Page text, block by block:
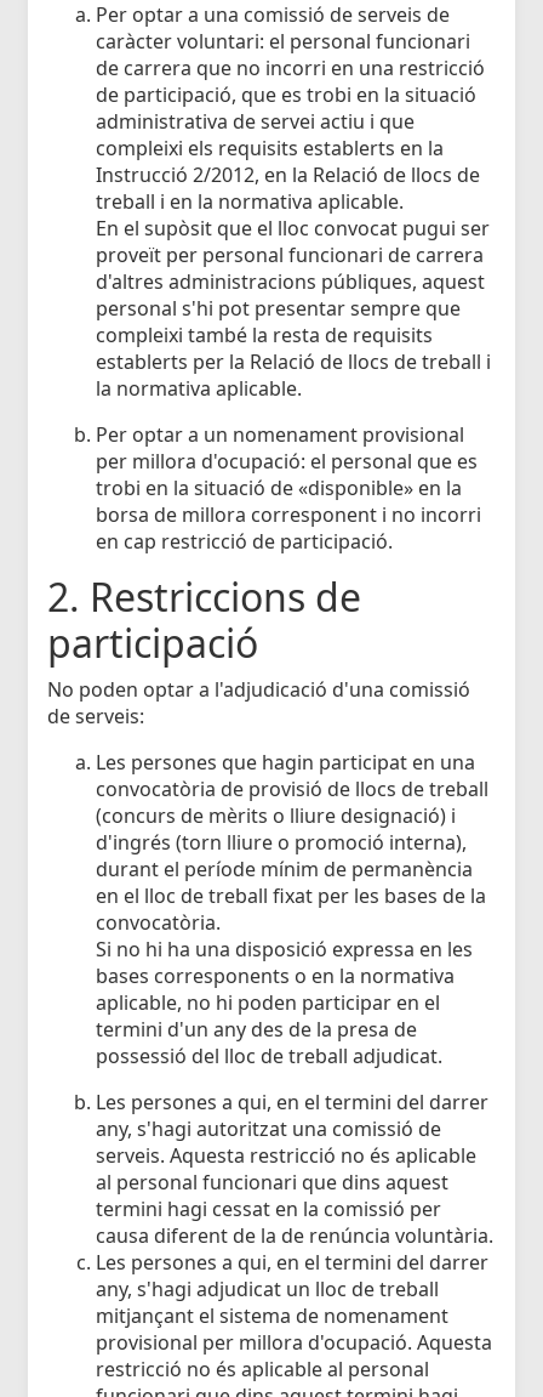
Per optar a una comissió de serveis de
caràcter voluntari: el personal funcionari
de carrera que no incorri en una restricció
de participació, que es trobi en la situació
administrativa de servei actiu i que
compleixi els requisits establerts en la
Instrucció 2/2012, en la Relació de llocs de
treball i en la normativa aplicable.
En el supòsit que el lloc convocat pugui ser
proveït per personal funcionari de carrera
d'altres administracions públiques, aquest
personal s'hi pot presentar sempre que
compleixi també la resta de requisits
establerts per la Relació de llocs de treball i
la normativa aplicable.
Per optar a un nomenament provisional
per millora d'ocupació: el personal que es
trobi en la situació de «disponible» en la
borsa de millora corresponent i no incorri
en cap restricció de participació.
2. Restriccions de
participació
No poden optar a l'adjudicació d'una comissió
de serveis:
Les persones que hagin participat en una
convocatòria de provisió de llocs de treball
(concurs de mèrits o lliure designació) i
d'ingrés (torn lliure o promoció interna),
durant el període mínim de permanència
en el lloc de treball fixat per les bases de la
convocatòria.
Si no hi ha una disposició expressa en les
bases corresponents o en la normativa
aplicable, no hi poden participar en el
termini d'un any des de la presa de
possessió del lloc de treball adjudicat.
Les persones a qui, en el termini del darrer
any, s'hagi autoritzat una comissió de
serveis. Aquesta restricció no és aplicable
al personal funcionari que dins aquest
termini hagi cessat en la comissió per
causa diferent de la de renúncia voluntària.
Les persones a qui, en el termini del darrer
any, s'hagi adjudicat un lloc de treball
mitjançant el sistema de nomenament
provisional per millora d'ocupació. Aquesta
restricció no és aplicable al personal